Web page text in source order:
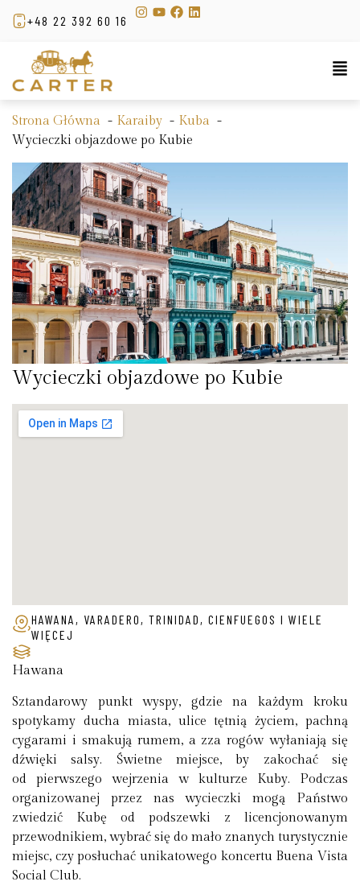
+48 22 392 60 16
Strona Główna Karaiby
Kuba
Wycieczki objazdowe po Kubie
Wycieczki objazdowe po Kubie
HAWANA, VARADERO, TRINIDAD, CIENFUEGOS I WIELE
WIĘCEJ
Hawana
Sztandarowy punkt wyspy, gdzie na każdym kroku
spotykamy ducha miasta, ulice tętnią życiem, pachną
cygarami i smakują rumem, a zza rogów wyłaniają się
dźwięki salsy. Świetne miejsce, by zakochać się
od pierwszego wejrzenia w kulturze Kuby. Podczas
organizowanej przez nas wycieczki mogą Państwo
zwiedzić Kubę od podszewki z licencjonowanym
przewodnikiem, wybrać się do mało znanych turystycznie
miejsc, czy posłuchać unikatowego koncertu Buena Vista
Social Club.